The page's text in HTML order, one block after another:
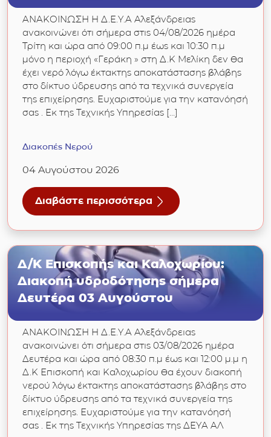
ΑΝΑΚΟΙΝΩΣΗ Η Δ.Ε.Υ.Α Αλεξάνδρειας
ανακοινώνει ότι σήμερα στις 04/08/2026 ημέρα
Τρίτη και ώρα από 09:00 π.μ έως και 10:30 π.μ
μόνο η περιοχή «Γεράκη » στη Δ.Κ Μελίκη δεν θα
έχει νερό λόγω έκτακτης αποκατάστασης βλάβης
στο δίκτυο ύδρευσης από τα τεχνικά συνεργεία
της επιχείρησης. Ευχαριστούμε για την κατανόησή
σας . Εκ της Τεχνικής Υπηρεσίας […]
Διακοπές Νερού
04 Αυγούστου 2026
Διαβάστε περισσότερα
για Δ.Κ Μελίκη μόνο στην περιοχή «Γεράκη
Δ/Κ Επισκοπής και Καλοχωρίου:
Διακοπή υδροδότησης σήμερα
Δευτέρα 03 Αυγούστου
ΑΝΑΚΟΙΝΩΣΗ Η Δ.Ε.Υ.Α Αλεξάνδρειας
ανακοινώνει ότι σήμερα στις 03/08/2026 ημέρα
Δευτέρα και ώρα από 08:30 π.μ έως και 12:00 μ.μ η
Δ.Κ Επισκοπή και Καλοχωρίου θα έχουν διακοπή
νερού λόγω έκτακτης αποκατάστασης βλάβης στο
δίκτυο ύδρευσης από τα τεχνικά συνεργεία της
επιχείρησης. Ευχαριστούμε για την κατανόησή
σας . Εκ της Τεχνικής Υπηρεσίας της ΔΕΥΑ ΑΛ